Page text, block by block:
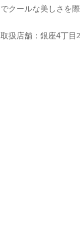
でクールな美しさを
取扱店舗：銀座4丁目